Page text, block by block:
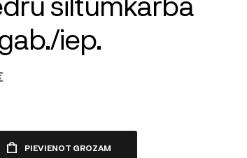
iep.
PIEVIENOT GROZAM